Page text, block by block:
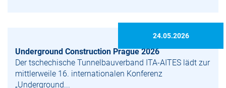
24.05.2026
Under­ground Construction Prague 2026
Der tschechische Tunnelbauverband ITA-AITES lädt zur
mittlerweile 16. internationalen Konferenz
„Underground...